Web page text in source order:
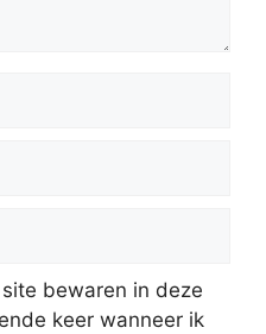
bewaren in deze
keer wanneer ik